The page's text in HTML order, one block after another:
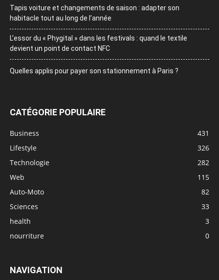
Tapis voiture et changements de saison : adapter son
habitacle tout au long de l’année
L’essor du « Phygital » dans les festivals : quand le textile
devient un point de contact NFC
Quelles applis pour payer son stationnement à Paris ?
CATÉGORIE POPULAIRE
Business
431
Lifestyle
326
Technologie
282
Web
115
Auto-Moto
82
Sciences
33
health
3
nourriture
0
NAVIGATION